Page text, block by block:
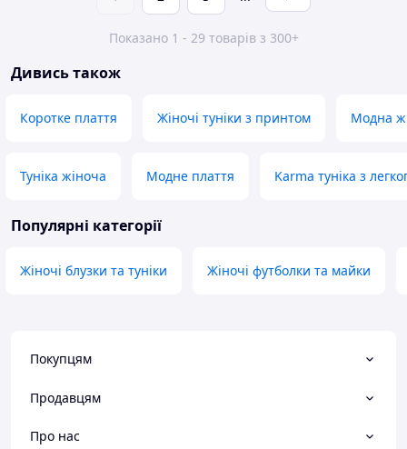
Показано 1 - 29 товарів з 300+
Дивись також
Коротке плаття Жіночі туніки з принтом Модна
Туніка жіноча Модне плаття Karma туніка з
Популярні категорії
Жіночі блузки та туніки Жіночі футболки та майки
Покупцям
Продавцям
Про нас